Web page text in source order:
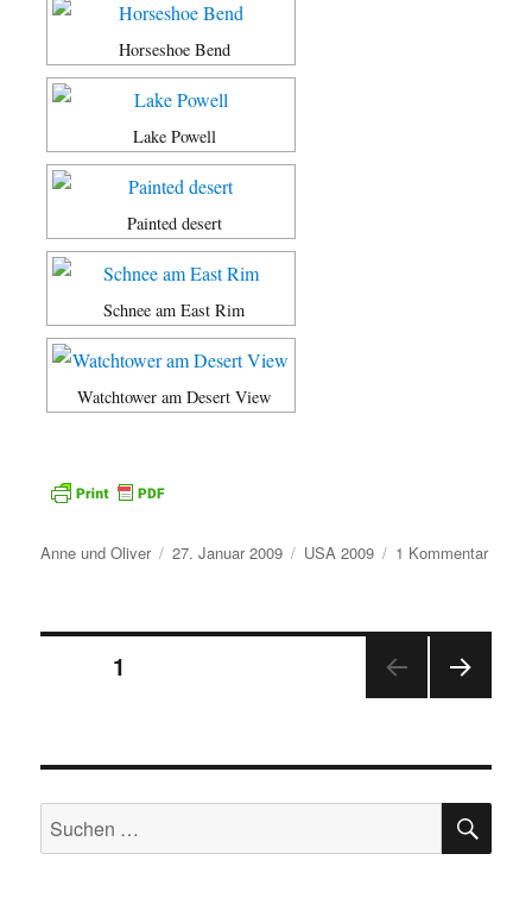
Horseshoe Bend
Lake Powell
Painted desert
Schnee am East Rim
Watchtower am Desert View
Autor
Anne und Oliver
Veröffentlicht
27. Januar 2009 Kategorien
USA 2009 1 Kommentarzu
Grand
Page
Seitennummerierung
Beiträge
1
SEIT
E
Suchen
nach: